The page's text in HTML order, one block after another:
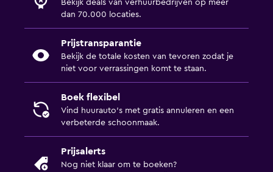
Bekijk deals van verhuurbedrijven op meer
dan 70.000 locaties.
Prijstransparantie
Bekijk de totale kosten van tevoren zodat je
niet voor verrassingen komt te staan.
Boek flexibel
Vind huurauto's met gratis annuleren en een
verbeterde schoonmaak.
Prijsalerts
Nog niet klaar om te boeken?